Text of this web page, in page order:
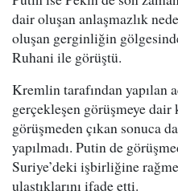
dair oluşan anlaşmazlık
oluşan gerginliğin
Ruhani ile görüştü.
Kremlin tarafından yapılan
gerçekleşen görüşmeye
görüşmeden çıkan sonuca
yapılmadı. Putin de
Suriye’deki işbirliğine
ulaştıklarını ifade etti.